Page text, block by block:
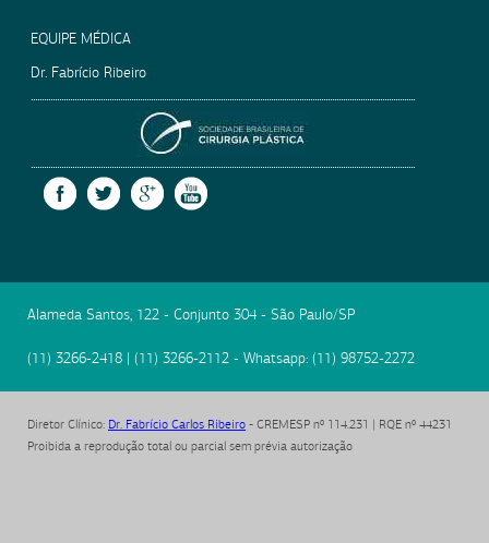
EQUIPE MÉDICA
Dr. Fabrício Ribeiro
FACEBOOKTWITTERGOOGLE +
Alameda Santos, 122 - Conjunto 304 - São Paulo/SP
(11) 3266-2418 | (11) 3266-2112 - Whatsapp: (11) 98752-2272
Diretor Clínico: Dr. Fabrício Carlos Ribeiro - CREMESP nº 114.231 | RQE nº 44231
Proibida a reprodução total ou parcial sem prévia autorização